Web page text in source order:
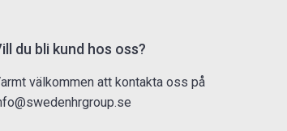
du bli kund hos oss?
välkommen att kontakta oss på